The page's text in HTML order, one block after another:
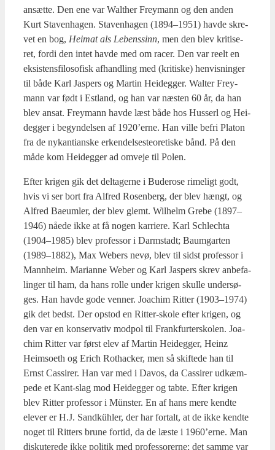
ansæt­te. Den ene var Walt­her Frey­mann og den anden
Kurt Sta­ven­ha­gen. Sta­ven­ha­gen (1894–1951) hav­de skre­
vet en bog, Hei­mat als Lebens­sinn, men den blev kri­ti­se­
ret, for­di den intet hav­de med om racer. Den var reelt en
eksi­stens­fi­lo­so­fisk afhand­ling med (kri­ti­ske) hen­vis­nin­ger
til både Karl Jas­pers og Mar­tin Hei­deg­ger. Wal­ter Frey­
mann var født i Est­land, og han var næsten 60 år, da han
blev ansat. Frey­mann hav­de læst både hos Hus­serl og Hei­
deg­ger i begyn­del­sen af 1920’erne. Han vil­le befri Pla­ton
fra de nykan­ti­an­ske erken­del­ses­te­o­re­ti­ske bånd. På den
måde kom Hei­deg­ger ad omve­je til Polen.
Efter kri­gen gik det del­ta­ger­ne i Budero­se rime­ligt godt,
hvis vi ser bort fra Alfred Rosen­berg, der blev hængt, og
Alfred Bae­um­ler, der blev glemt. Wil­helm Gre­be (1897–
1946) nåe­de ikke at få nogen kar­ri­e­re. Karl Schle­ch­ta
(1904–1985) blev pro­fes­sor i Darmstadt; Baum­g­ar­ten
(1989–1882), Max Webers nevø, blev til sidst pro­fes­sor i
Mann­heim. Mari­an­ne Weber og Karl Jas­pers skrev anbe­fa­
lin­ger til ham, da hans rol­le under kri­gen skul­le under­sø­
ges. Han hav­de gode ven­ner. Joa­chim Rit­ter (1903–1974)
gik det bedst. Der opstod en Rit­ter-sko­le efter kri­gen, og
den var en kon­ser­va­tiv mod­pol til Frank­fur­ter­sko­len. Joa­
chim Rit­ter var først elev af Mar­tin Hei­deg­ger, Heinz
Heimso­eth og Erich Rot­ha­ck­er, men så skif­te­de han til
Ernst Cas­si­rer. Han var med i Davos, da Cas­si­rer udkæm­
pe­de et Kant-slag mod Hei­deg­ger og tab­te. Efter kri­gen
blev Rit­ter pro­fes­sor i Mün­ster. En af hans mere kend­te
ele­ver er H.J. Sand­küh­ler, der har for­talt, at de ikke kend­te
noget til Rit­ters bru­ne for­tid, da de læste i 1960’erne. Man
dis­ku­te­re­de ikke poli­tik med pro­fes­so­rer­ne; det sam­me var